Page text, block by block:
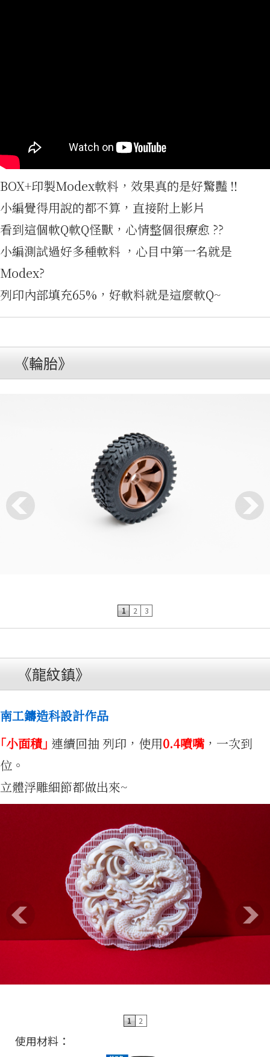
介
產
品
作
BOX+印製Modex軟料，效果真的是好驚豔 ‼️
小編覺得用說的都不算，直接附上影片
看到這個軟Q軟Q怪獸，心情整個很療愈 ??
小編測試過好多種軟料 ，心目中第一名就是
Modex?
列印內部填充65%，好軟料就是這麼軟Q~
《輪胎》
1 2 3
《龍紋鎮》
南工鑄造科設計作品
｢小面積｣ 連續回抽 列印，使用0.4噴嘴 ，一次到
位。
立體浮雕細節都做出來~
1 2
使用材料：